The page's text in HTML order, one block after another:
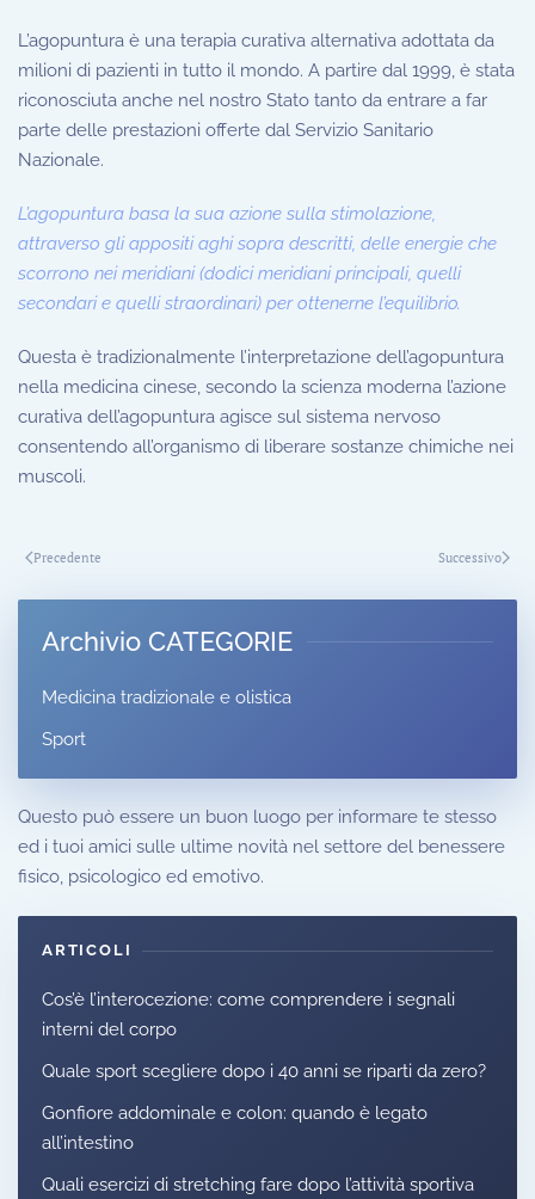
L’agopuntura è una terapia curativa alternativa adottata da
milioni di pazienti in tutto il mondo. A partire dal 1999, è stata
riconosciuta anche nel nostro Stato tanto da entrare a far
parte delle prestazioni offerte dal Servizio Sanitario
Nazionale.
L’agopuntura basa la sua azione sulla stimolazione,
attraverso gli appositi aghi sopra descritti, delle energie che
scorrono nei meridiani (dodici meridiani principali, quelli
secondari e quelli straordinari) per ottenerne l’equilibrio.
Questa è tradizionalmente l’interpretazione dell’agopuntura
nella medicina cinese, secondo la scienza moderna l’azione
curativa dell’agopuntura agisce sul sistema nervoso
consentendo all’organismo di liberare sostanze chimiche nei
muscoli.
Precedente Successivo
Archivio CATEGORIE
Medicina tradizionale e olistica
Sport
Questo può essere un buon luogo per informare te stesso
ed i tuoi amici sulle ultime novità nel settore del benessere
fisico, psicologico ed emotivo.
ARTICOLI
Cos’è l’interocezione: come comprendere i segnali
interni del corpo
Quale sport scegliere dopo i 40 anni se riparti da zero?
Gonfiore addominale e colon: quando è legato
all’intestino
Quali esercizi di stretching fare dopo l’attività sportiva